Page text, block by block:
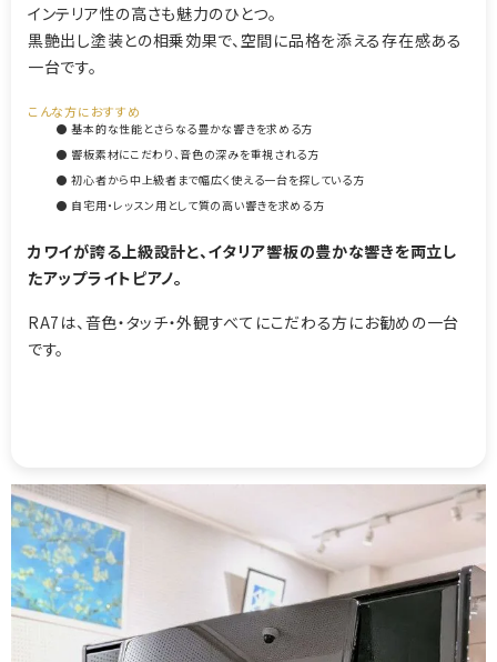
インテリア性の高さも魅力のひとつ。
黒艶出し塗装との相乗効果で、空間に品格を添える存在感ある
一台です。
こんな方におすすめ
● 基本的な性能とさらなる豊かな響きを求める方
● 響板素材にこだわり、音色の深みを重視される方
● 初心者から中上級者まで幅広く使える一台を探している方
● 自宅用・レッスン用として質の高い響きを求める方
カワイが誇る上級設計と、イタリア響板の豊かな響きを両立し
たアップライトピアノ。
RA7は、音色・タッチ・外観すべてにこだわる方にお勧めの一台
です。